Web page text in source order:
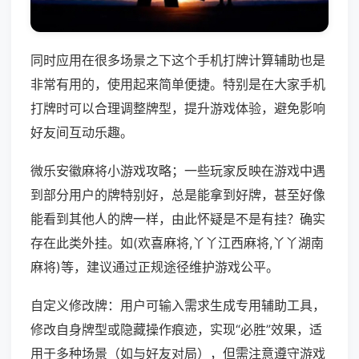
同时应用在很多场景之下这个手机打牌计算辅助也是
非常有用的，使用起来简单便捷。特别是在大家手机
打牌时可以合理调整牌型，提升游戏体验，避免影响
好友间互动乐趣。
微乐安徽麻将小游戏攻略；一些玩家反映在游戏中遇
到部分用户的牌特别好，总是能拿到好牌，甚至好像
能看到其他人的牌一样，由此怀疑是不是有挂？确实
存在此类外挂。如(欢喜麻将,丫丫江西麻将,丫丫湖南
麻将)等，建议通过正规途径维护游戏公平。
自定义修改牌：用户可输入需求生成专用辅助工具，
修改自身牌型或隐藏操作痕迹，实现“必胜”效果，适
用于多种场景（如与好友对局），但需注意遵守游戏